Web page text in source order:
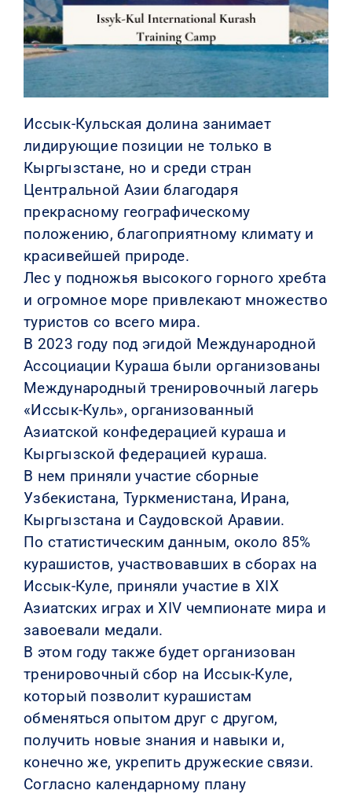
Иссык-Кульская долина занимает
лидирующие позиции не только в
Кыргызстане, но и среди стран
Центральной Азии благодаря
прекрасному географическому
положению, благоприятному климату и
красивейшей природе.
Лес у подножья высокого горного хребта
и огромное море привлекают множество
туристов со всего мира.
В 2023 году под эгидой Международной
Ассоциации Кураша были организованы
Международный тренировочный лагерь
«Иссык-Куль», организованный
Азиатской конфедерацией кураша и
Кыргызской федерацией кураша.
В нем приняли участие сборные
Узбекистана, Туркменистана, Ирана,
Кыргызстана и Саудовской Аравии.
По статистическим данным, около 85%
курашистов, участвовавших в сборах на
Иссык-Куле, приняли участие в XIX
Азиатских играх и XIV чемпионате мира и
завоевали медали.
В этом году также будет организован
тренировочный сбор на Иссык-Куле,
который позволит курашистам
обменяться опытом друг с другом,
получить новые знания и навыки и,
конечно же, укрепить дружеские связи.
Согласно календарному плану